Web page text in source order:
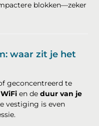
blokken—zeker
waar zit je het
geconcentreerd te
WiFi en deduur van je
vestiging is even